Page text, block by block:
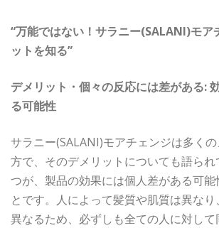
“万能ではない！サラニー(SALANI)モア
ットを知る”
デメリット・個々の反応には差がある:
る可能性
サラニー(SALANI)モアチェンジは多く
方で、そのデメリットについても語ら
つが、製品の効果には個人差がある可能
とです。人によって髪質や肌質は異な
異なるため、必ずしも全ての人に対し